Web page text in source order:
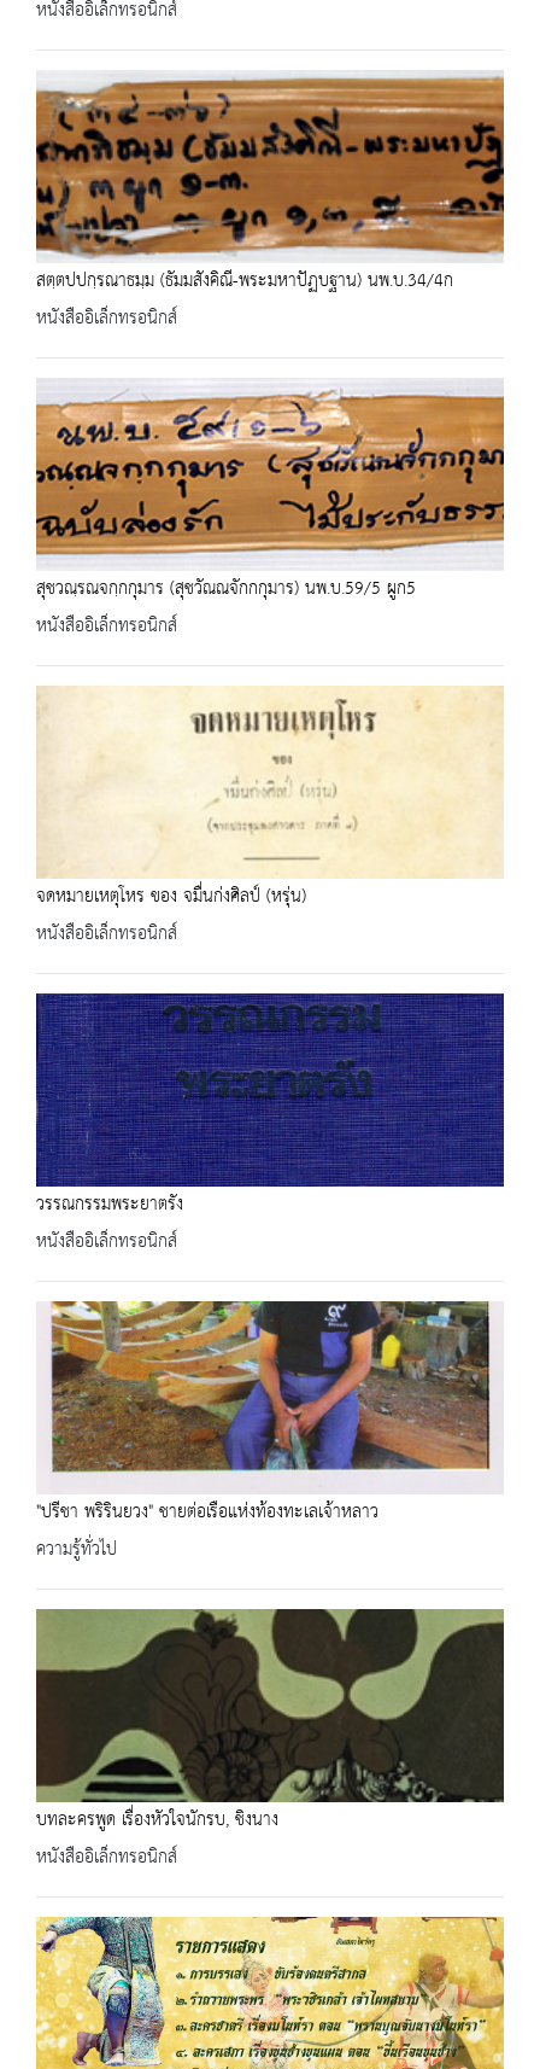
หนังสืออิเล็กทรอนิกส์
สตฺตปปกฺรณาธมฺม (ธัมมสังคิณี-พระมหาปัฏบฐาน) นพ.บ.34/4ก
หนังสืออิเล็กทรอนิกส์
สุชวณฺรณจกฺกกุมาร (สุชวัณณจักกกุมาร) นพ.บ.59/5 ผูก5
หนังสืออิเล็กทรอนิกส์
จดหมายเหตุโหร ของ จมื่นก่งศิลป์ (หรุ่น)
หนังสืออิเล็กทรอนิกส์
วรรณกรรมพระยาตรัง
หนังสืออิเล็กทรอนิกส์
"ปรีชา พริรินยวง" ชายต่อเรือแห่งท้องทะเลเจ้าหลาว
ความรู้ทั่วไป
บทละครพูด เรื่องหัวใจนักรบ, ชิงนาง
หนังสืออิเล็กทรอนิกส์